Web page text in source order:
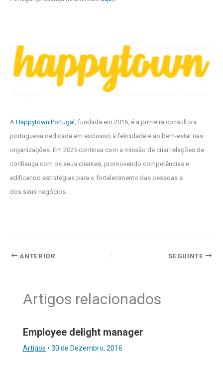
A Happytown Portugal
, fundada em 2016, é a primeira consultora
portuguesa dedicada em exclusivo à felicidade e ao bem-estar nas
organizações. Em 2025 continua com a missão de criar relações de
confiança com os seus clientes, promovendo competências e
edificando estratégias para o fortalecimento das pessoas e
dos seus negócios.
ANTERIOR SEGUINTE
Artigos relacionados
Employee delight manager
Artigos • 30 de Dezembro, 2016